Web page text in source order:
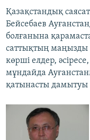
Қазақстандық
Бейсебаев
болғанына
саттықтың
көрші елдер,
мұндайда
қатынасты дамытуы